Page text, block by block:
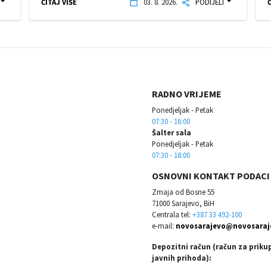
RADNO VRIJEME
Ponedjeljak - Petak
07:30 - 16:00
Šalter sala
Ponedjeljak - Petak
07:30 - 18:00
OSNOVNI KONTAKT PODACI
Zmaja od Bosne 55
71000 Sarajevo, BiH
Centrala tel: +387 33 492-100
e-mail:
Depozitni račun (račun za
javnih prihoda):